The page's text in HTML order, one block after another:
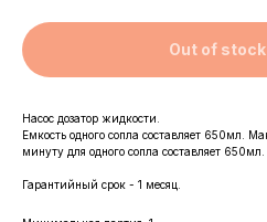
Out of stock
Насос дозатор жидкости.
Емкость одного сопла составляет 650мл.
минуту для одного сопла составляет 650мл.
Гарантийный срок - 1 месяц.